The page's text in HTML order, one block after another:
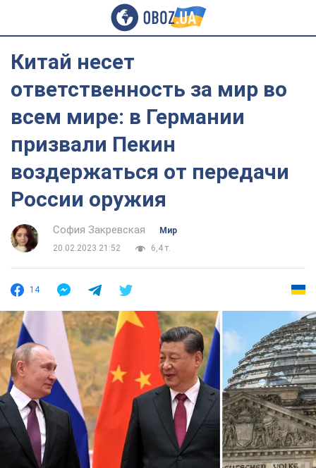
Китай несет
ответственность за мир во
всем мире: в Германии
призвали Пекин
воздержаться от передачи
России оружия
София Закревская
Мир
20.02.2023 21:52
6,4 т.
14